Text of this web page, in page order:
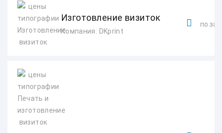
Изготовление визиток
Компания: DKprint
по